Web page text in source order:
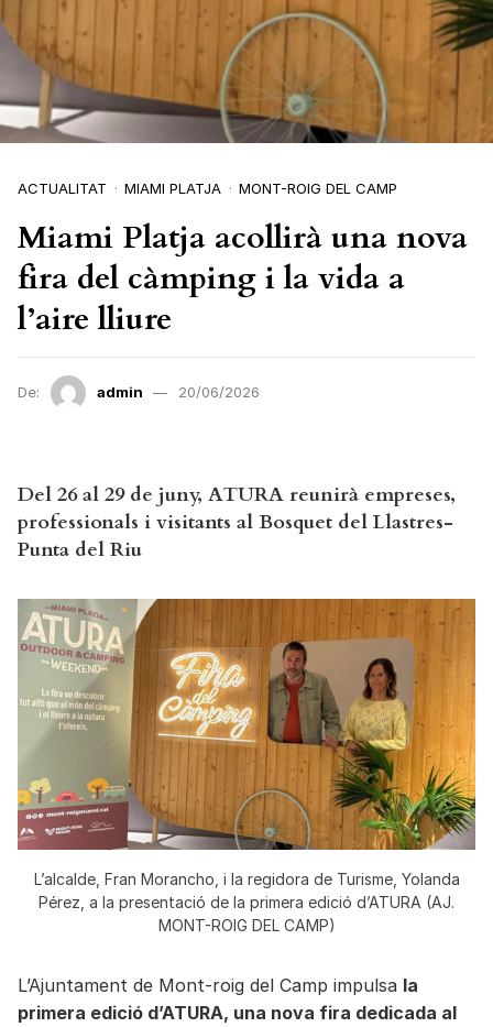
ACTUALITAT MIAMI PLATJA MONT-ROIG DEL CAMP
Miami Platja acollirà una nova
fira del càmping i la vida a
l’aire lliure
De: admin 20/06/2026
Del 26 al 29 de juny, ATURA reunirà empreses,
professionals i visitants al Bosquet del Llastres-
Punta del Riu
L’alcalde, Fran Morancho, i la regidora de Turisme, Yolanda
Pérez, a la presentació de la primera edició d’ATURA (AJ.
MONT-ROIG DEL CAMP)
L’Ajuntament de Mont-roig del Camp impulsa la
primera edició d’ATURA, una nova fira dedicada al